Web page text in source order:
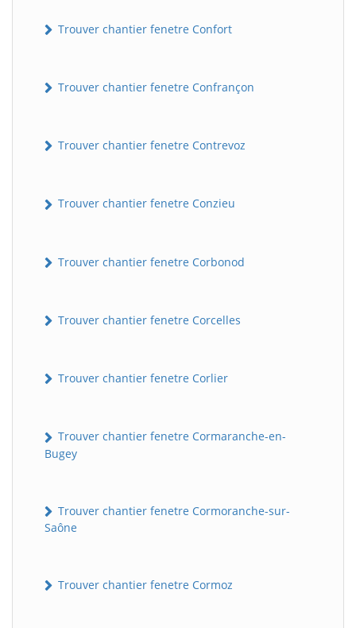
Trouver chantier fenetre Confort
Trouver chantier fenetre Confrançon
Trouver chantier fenetre Contrevoz
Trouver chantier fenetre Conzieu
Trouver chantier fenetre Corbonod
Trouver chantier fenetre Corcelles
Trouver chantier fenetre Corlier
Trouver chantier fenetre Cormaranche-en-
Bugey
Trouver chantier fenetre Cormoranche-sur-
Saône
Trouver chantier fenetre Cormoz
BatiWebPro